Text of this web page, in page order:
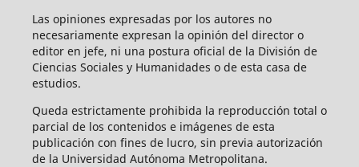
Las opiniones expresadas por los autores no
necesariamente expresan la opinión del director o
editor en jefe, ni una postura oficial de la División de
Ciencias Sociales y Humanidades o de esta casa de
estudios.
Queda estrictamente prohibida la reproducción total o
parcial de los contenidos e imágenes de esta
publicación con fines de lucro, sin previa autorización
de la Universidad Autónoma Metropolitana.